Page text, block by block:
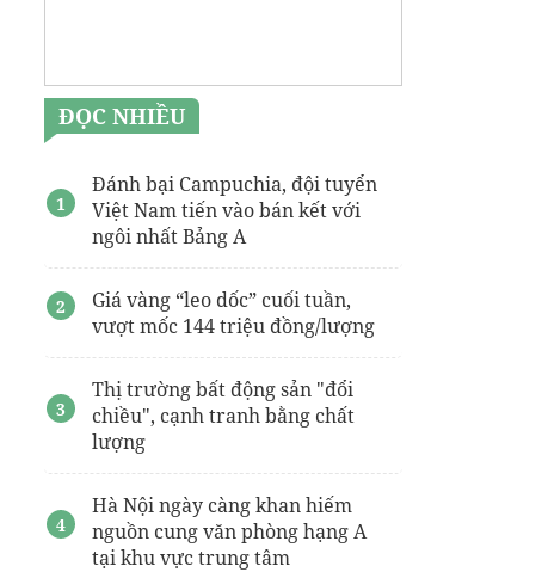
ĐỌC NHIỀU
Đánh bại Campuchia, đội tuyển
Việt Nam tiến vào bán kết với
ngôi nhất Bảng A
Giá vàng “leo dốc” cuối tuần,
vượt mốc 144 triệu đồng/lượng
Thị trường bất động sản "đổi
chiều", cạnh tranh bằng chất
lượng
Hà Nội ngày càng khan hiếm
nguồn cung văn phòng hạng A
tại khu vực trung tâm